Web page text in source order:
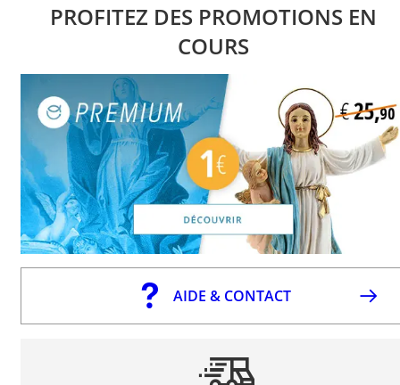
PROFITEZ DES PROMOTIONS EN
COURS
AIDE & CONTACT